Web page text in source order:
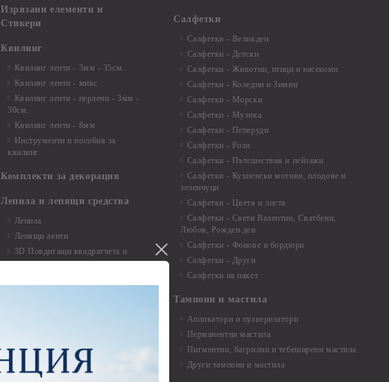
Изрязани елементи и
Стикери
Квилинг
Квилинг ленти - 3мм - 35см.
Квилинг ленти - микс
Квилинг ленти - перлени - 3мм -
30см.
Квилинг ленти - 8мм
Инструменти и пособия за
квилинг
Комплекти за декорация
Лепила и лепящи средства
Лепила
Лепящи ленти
3D Повдигащи квадратчета и
ленти
Макраме
Макраме Основи - до 6,00 см
Салфетки
Салфетки - Великден
Салфетки - Детски
Салфетки - Животни, птици и насекоми
Салфетки - Коледни и Зимни
Салфетки - Морски
Салфетки - Музика
Салфетки - Пеперуди
Салфетки - Рози
Салфетки - Пътешествия и пейзажи
Салфетки - Кухненски мотиви, плодове и
зеленчуци
Салфетки - Цветя и листа
Салфетки - Свети Валентин, Сватбени,
Любов, Рожден ден
Салфетки - Фонове и бордюри
Салфетки - Други
Салфетки на пакет
Тампони и мастила
Апликатори и пулверизатори
Перманентни мастила
Пигментни, багрилни и тебеширени мастила
Други тампони и мастила